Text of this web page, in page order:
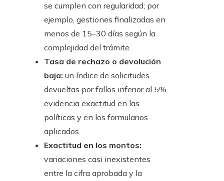
se cumplen con regularidad; por
ejemplo, gestiones finalizadas en
menos de 15–30 días según la
complejidad del trámite.
Tasa de rechazo o devolución
baja: un índice de solicitudes
devueltas por fallos inferior al 5%
evidencia exactitud en las
políticas y en los formularios
aplicados.
Exactitud en los montos:
variaciones casi inexistentes
entre la cifra aprobada y la